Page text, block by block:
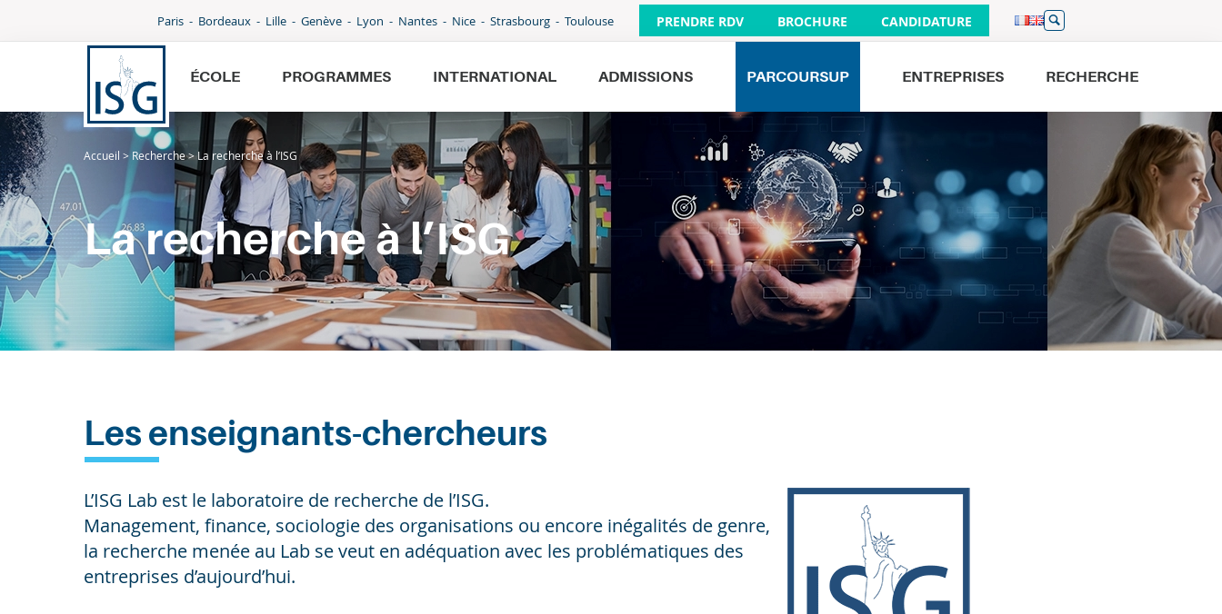
Paris Bordeaux Lille Genève Lyon Nantes Nice Strasbourg Toulouse PRENDRE RDV BROCHURE CANDIDATURE
ÉCOLE PROGRAMMES INTERNATIONAL ADMISSIONS PARCOURSUP ENTREPRISES RECHERCHE
École
Programmes
International
Admissions
Entreprises
Recherche
Publications et récompenses
La recherche à l’ISG
Candidater à un poste d’enseignant-
chercheur
Venez nous rencontrer
JOURNÉES PORTES OUVERTES
26/09 À PARIS 9H - 16H
19/09 À BORDEAUX 9H - 16H
01/10 À LILLE 17H - 20H
S'INSCRIRE
Candidater à un poste d’enseignant-
chercheur
Accueil > Recherche> La recherche à l’ISG
La recherche à l’ISG
Les enseignants-chercheurs
L’ISG Lab est le laboratoire de recherche de l’ISG.
Management, finance, sociologie des organisations ou encore inégalités de genre,
la recherche menée au Lab se veut en adéquation avec les problématiques des
entreprises d’aujourd’hui.